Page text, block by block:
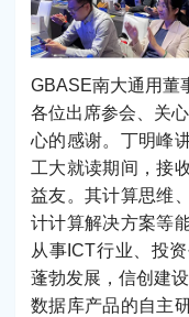
GBASE南大通用董
各位出席参会、关
心的感谢。丁明峰
工大就读期间，接
益友。其计算思维
计计算解决方案等
从事ICT行业、投
蓬勃发展，信创建
数据库产品的自主